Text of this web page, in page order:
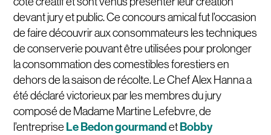
devant jury et public. Ce concours amical fut l’occasion
de faire découvrir aux consommateurs les techniques
de conserverie pouvant être utilisées pour prolonger
la consommation des comestibles forestiers en
dehors de la saison de récolte. Le Chef Alex Hanna a
été déclaré victorieux par les membres du jury
composé de Madame Martine Lefebvre, de
l’entrepriseLe Bedon gourmandetBobby